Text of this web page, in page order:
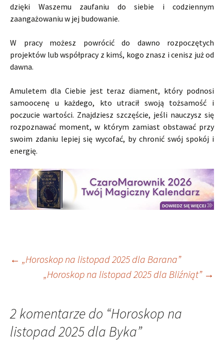
dzięki Waszemu zaufaniu do siebie i codziennym
zaangażowaniu w jej budowanie.
W pracy możesz powrócić do dawno rozpoczętych
projektów lub współpracy z kimś, kogo znasz i cenisz już od
dawna.
Amuletem dla Ciebie jest teraz diament, który podnosi
samoocenę u każdego, kto utracił swoją tożsamość i
poczucie wartości. Znajdziesz szczęście, jeśli nauczysz się
rozpoznawać moment, w którym zamiast obstawać przy
swoim zdaniu lepiej się wycofać, by chronić swój spokój i
energię.
Nawigacja
← „Horoskop na listopad 2025 dla Barana”
„Horoskop na listopad 2025 dla Bliźniąt” →
2 komentarze do “Horoskop na
listopad 2025 dla Byka”